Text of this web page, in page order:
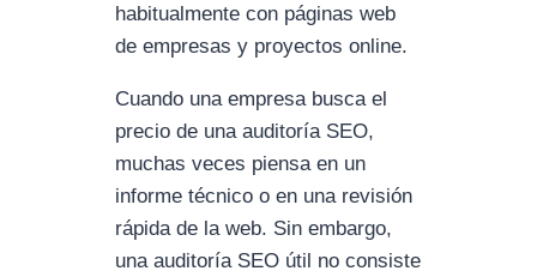
habitualmente con páginas web
de empresas y proyectos online.
Cuando una empresa busca el
precio de una auditoría SEO,
muchas veces piensa en un
informe técnico o en una revisión
rápida de la web. Sin embargo,
una auditoría SEO útil no consiste